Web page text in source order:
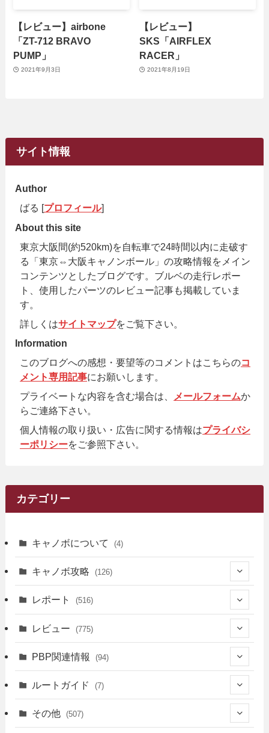
【レビュー】airbone
「ZT-712 BRAVO
PUMP」
2021年9月3日
【レビュー】
SKS「AIRFLEX
RACER」
2021年8月19日
サイト情報
Author
ばる [プロフィール]
About this site
東京大阪間(約520km)を自転車で24時間以内に走破す
る「東京⇔大阪キャノンボール」の攻略情報をメイン
コンテンツとしたブログです。ブルベの走行レポー
ト、使用したパーツのレビュー記事も掲載していま
す。
詳しくはサイトマップをご覧下さい。
Information
このブログへの感想・要望等のコメントはこちらのコ
メント専用記事にお願いします。
プライベートな内容を含む場合は、
メールフォームか
らご連絡下さい。
個人情報の取り扱い・広告に関する情報はプライバシ
ーポリシーをご参照下さい。
カテゴリー
キャノボについて (4)
キャノボ攻略 (126)
(7)
(13)
(9)
(3)
(2)
レポート (516)
(11)
(371)
(8)
(4)
(16) (8)
(27)
レビュー (775)
(161)
(6)
(258)
PBP関連情報 (94)
ルートガイド (7)
(1)
その他 (507)